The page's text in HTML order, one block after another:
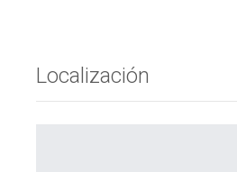
Localización